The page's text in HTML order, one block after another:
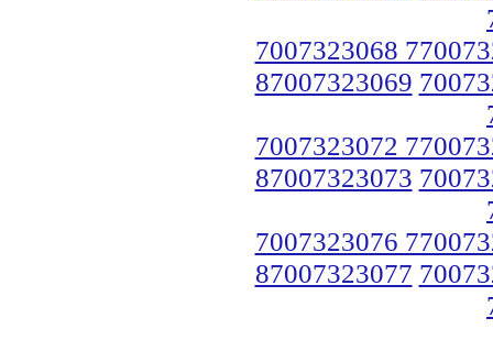
7007323068
87007323069
7007323072
87007323073
7007323076
87007323077